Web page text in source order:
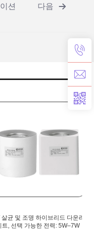
션 다음
균 및 조명 하이브리드 다운라
트, 선택 가능한 전력: 5W–7W